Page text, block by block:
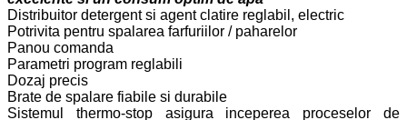
Distribuitor detergent si agent clatire reglabil, electric
Potrivita pentru spalarea farfuriilor / paharelor
Panou comanda
Parametri program reglabili
Dozaj precis
Brate de spalare fiabile si durabile
Sistemul thermo-stop asigura inceperea proceselor de